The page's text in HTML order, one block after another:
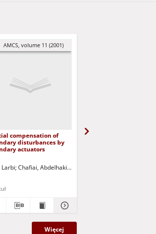
Kazufumi Korbicz, Józef (1951- ) - red.
AMCS, volume 11 (2001)
compensation of
disturbances by
actuators
Chafiai, Abdelhakim
Więcej